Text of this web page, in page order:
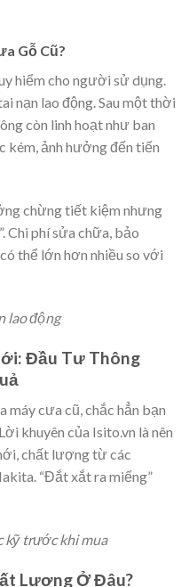
Gỗ Cũ?
hiểm cho người sử dụng.
nạn lao động. Sau một thời
còn linh hoạt như ban
kém, ảnh hưởng đến tiến
chừng tiết kiệm nhưng
Chi phí sửa chữa, bảo
thể lớn hơn nhiều so với
lao động
Đầu Tư Thông
máy cưa cũ, chắc hẳn bạn
khuyên của Isito.vn là nên
chất lượng từ các
“Đắt xắt ra miếng”
kỹ trước khi mua
Lượng Ở Đâu?